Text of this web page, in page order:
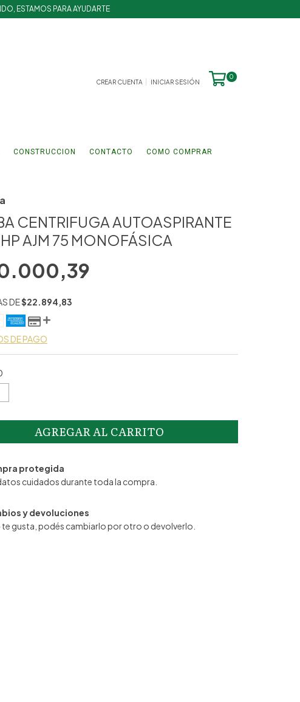
ESTAMOS PARA AYUDARTE
CREAR CUENTA INICIAR SESIÓN
0
CONSTRUCCION CONTACTO COMO COMPRAR
CENTRIFUGA AUTOASPIRANTE
HP AJM 75 MONOFÁSICA
DE$22.894,83
DE PAGO
protegida
cuidados durante toda la compra.
y devoluciones
te gusta, podés cambiarlo por otro o devolverlo.